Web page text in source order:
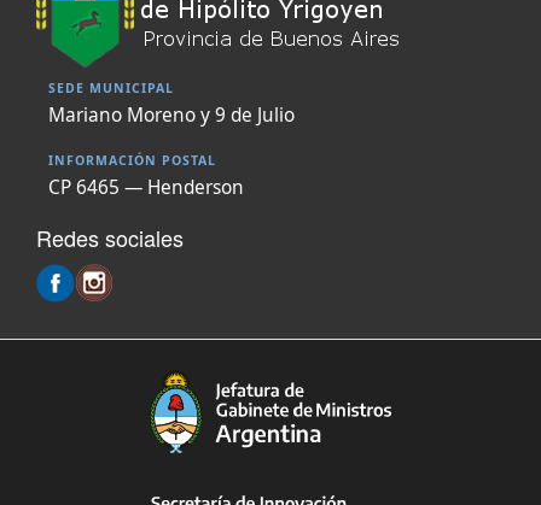
SEDE MUNICIPAL
Mariano Moreno y 9 de Julio
INFORMACIÓN POSTAL
CP 6465 — Henderson
Redes sociales